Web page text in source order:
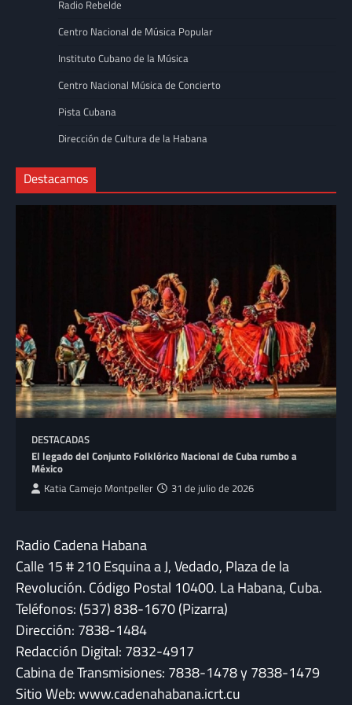
Radio Rebelde
Centro Nacional de Música Popular
Instituto Cubano de la Música
Centro Nacional Música de Concierto
Pista Cubana
Dirección de Cultura de la Habana
Destacamos
DESTACADAS
El legado del Conjunto Folklórico Nacional de Cuba rumbo a
México
Katia Camejo Montpeller 31 de julio de 2026
Radio Cadena Habana
Calle 15 # 210 Esquina a J, Vedado, Plaza de la
Revolución. Código Postal 10400. La Habana, Cuba.
Teléfonos: (537) 838-1670 (Pizarra)
Dirección: 7838-1484
Redacción Digital: 7832-4917
Cabina de Transmisiones: 7838-1478 y 7838-1479
Sitio Web: www.cadenahabana.icrt.cu